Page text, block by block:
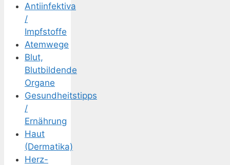
Antiinfektiva
/
Impfstoffe
Atemwege
Blut,
Blutbildende
Organe
Gesundheitstipps
/
Ernährung
Haut
(Dermatika)
Herz-